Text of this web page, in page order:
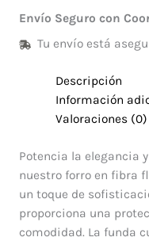
Envío Seguro con
Tu envío está
Descripción
Información
Valoraciones (0)
Potencia la elegancia
nuestro forro en fibra
un toque de
proporciona una
comodidad. La funda